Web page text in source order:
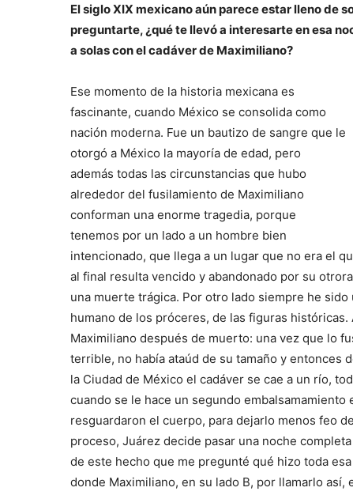
El siglo XIX mexicano aún parece estar lleno de
preguntarte, ¿qué te llevó a interesarte en esa
a solas con el cadáver de Maximiliano?
Ese momento de la historia mexicana es
fascinante, cuando México se consolida como
nación moderna. Fue un bautizo de sangre que le
otorgó a México la mayoría de edad, pero
además todas las circunstancias que hubo
alrededor del fusilamiento de Maximiliano
conforman una enorme tragedia, porque
tenemos por un lado a un hombre bien
intencionado, que llega a un lugar que no era el
al final resulta vencido y abandonado por su
una muerte trágica. Por otro lado siempre he
humano de los próceres, de las figuras
Maximiliano después de muerto: una vez que lo
terrible, no había ataúd de su tamaño y entonces
la Ciudad de México el cadáver se cae a un río,
cuando se le hace un segundo
resguardaron el cuerpo, para dejarlo menos feo
proceso, Juárez decide pasar una noche
de este hecho que me pregunté qué hizo toda
donde Maximiliano, en su lado B, por llamarlo